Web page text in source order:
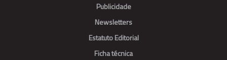
Publicidade
Newsletters
Estatuto Editorial
Ficha técnica